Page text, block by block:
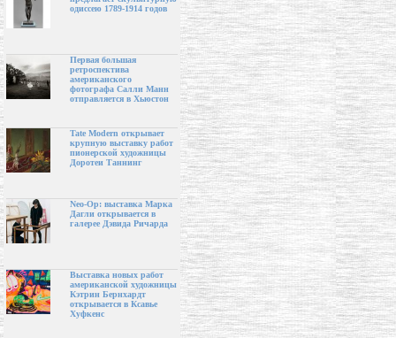
одиссею 1789-1914 годов
Первая большая
ретроспектива
американского
фотографа Салли Манн
отправляется в Хьюстон
Tate Modern открывает
крупную выставку работ
пионерской художницы
Доротеи Таннинг
Neo-Op: выставка Марка
Дагли открывается в
галерее Дэвида Ричарда
Выставка новых работ
американской художницы
Кэтрин Бернхардт
открывается в Ксавье
Хуфкенс